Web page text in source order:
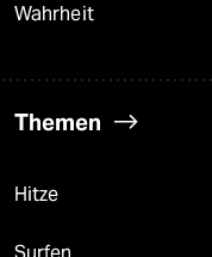
Wahrheit
Themen
Hitze
Surfen